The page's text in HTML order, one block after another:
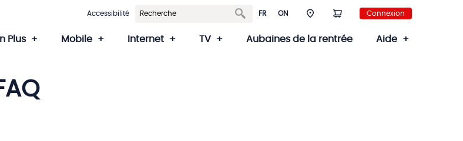
Accessibilité FR ON Connexion
Plus Mobile Internet TV Aubaines de la rentrée Aide